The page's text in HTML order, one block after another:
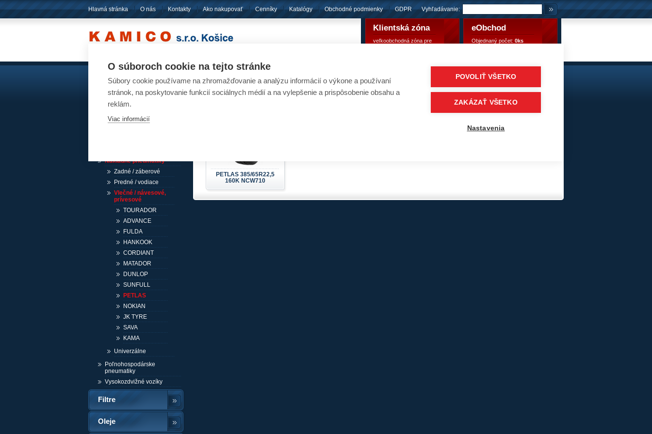
Hlavná stránka O nás Kontakty Ako nakupovať Cenníky Katalógy Obchodné podmienky GDPR Vyhľadávanie:
eObchod
Objednaný počet: 0ks
Klientská zóna
veľkoobchodná zóna pre
Akumulátory
Pneumatiky
Návesové pneumatiky /
Nákladné pneumatiky
Zadné / záberové
Predné / vodiace
Vlečné / návesové,
prívesové
TOURADOR
ADVANCE
FULDA
HANKOOK
CORDIANT
MATADOR
DUNLOP
SUNFULL
PETLAS
NOKIAN
JK TYRE
SAVA
KAMA
Univerzálne
Poľnohospodárske
pneumatiky
Vysokozdvižné vozíky
Filtre
Oleje
Pneumatiky - PETLAS
Nachádzate sa: Vlečné / návesové, prívesové
PETLAS 385/65R22,5
160K NCW710
O súboroch cookie na tejto stránke
Súbory cookie používame na zhromažďovanie a analýzu informácií o výkone a používaní
stránok, na poskytovanie funkcií sociálnych médií a na vylepšenie a prispôsobenie obsahu a
reklám.
Viac informácií
POVOLIŤ VŠETKO
ZAKÁZAŤ VŠETKO
Nastavenia